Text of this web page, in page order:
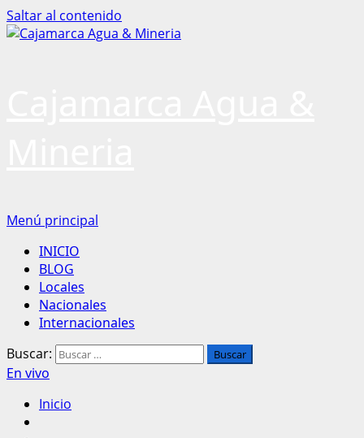
Saltar al contenido
Menú principal
INICIO
BLOG
Locales
Nacionales
Internacionales
Buscar:
En vivo
Inicio